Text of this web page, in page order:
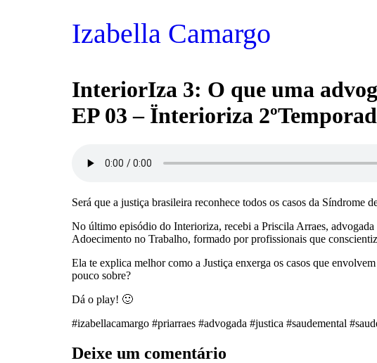
Izabella Camargo
InteriorIza 3: O que uma
EP 03 – Ïnterioriza
Será que a justiça brasileira reconhece todos os casos da Síndrome
No último episódio do Interioriza, recebi a Priscila Arraes,
Adoecimento no Trabalho, formado por profissionais que
Ela te explica melhor como a Justiça enxerga os casos que
pouco sobre?
Dá o play! 🙂
#izabellacamargo #priarraes #advogada #justica #saudemental
Deixe um comentário